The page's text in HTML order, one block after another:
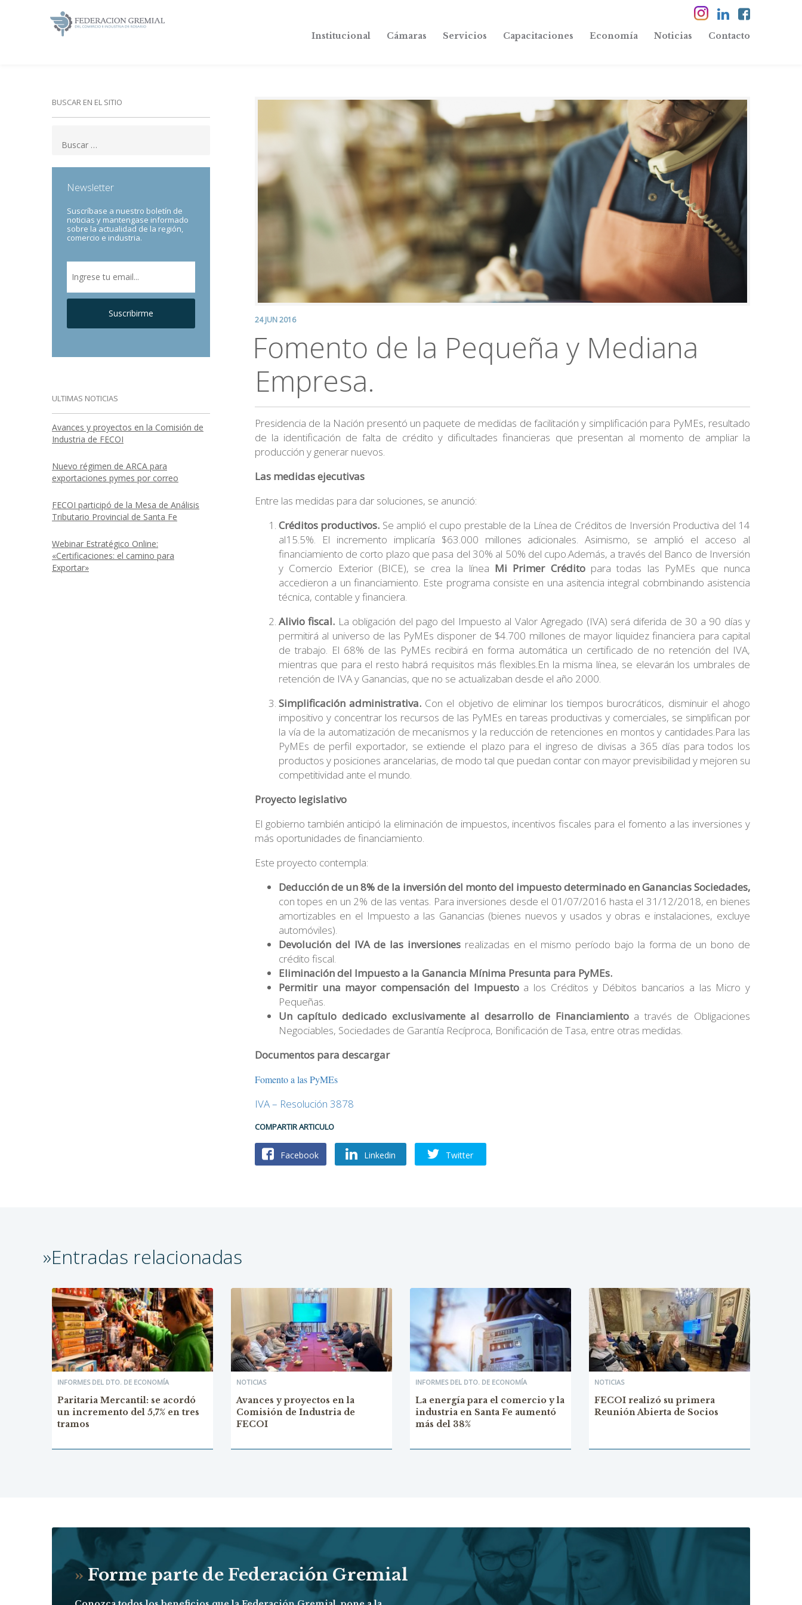
Institucional Cámaras Servicios Capacitaciones Economía Noticias Contacto
BUSCAR EN EL SITIO
Newsletter
Suscríbase a nuestro boletín de
noticias y mantengase informado
sobre la actualidad de la región,
comercio e industria.
Suscribirme
ULTIMAS NOTICIAS
Avances y proyectos en la Comisión de
Industria de FECOI
Nuevo régimen de ARCA para
exportaciones pymes por correo
FECOI participó de la Mesa de Análisis
Tributario Provincial de Santa Fe
Webinar Estratégico Online:
«Certificaciones: el camino para
Exportar»
24 JUN 2016
Fomento de la Pequeña y Mediana
Empresa.
Presidencia de la Nación presentó un paquete de medidas de facilitación y simplificación para PyMEs, resultado
de la identificación de falta de crédito y dificultades financieras que presentan al momento de ampliar la
producción y generar nuevos.
Las medidas ejecutivas
Entre las medidas para dar soluciones, se anunció:
Créditos productivos. Se amplió el cupo prestable de la Línea de Créditos de Inversión Productiva del 14
al15.5%. El incremento implicaría $63.000 millones adicionales. Asimismo, se amplió el acceso al
financiamiento de corto plazo que pasa del 30% al 50% del cupo.Además, a través del Banco de Inversión
y Comercio Exterior (BICE), se crea la línea Mi Primer Créditopara todas las PyMEs que nunca
accedieron a un financiamiento. Este programa consiste en una asitencia integral cobmbinando asistencia
técnica, contable y financiera.
Alivio fiscal. La obligación del pago del Impuesto al Valor Agregado (IVA) será diferida de 30 a 90 días y
permitirá al universo de las PyMEs disponer de $4.700 millones de mayor liquidez financiera para capital
de trabajo. El 68% de las PyMEs recibirá en forma automática un certificado de no retención del IVA,
mientras que para el resto habrá requisitos más flexibles.En la misma línea, se elevarán los umbrales de
retención de IVA y Ganancias, que no se actualizaban desde el año 2000.
Simplificación administrativa. Con el objetivo de eliminar los tiempos burocráticos, disminuir el ahogo
impositivo y concentrar los recursos de las PyMEs en tareas productivas y comerciales, se simplifican por
la vía de la automatización de mecanismos y la reducción de retenciones en montos y cantidades.Para las
PyMEs de perfil exportador, se extiende el plazo para el ingreso de divisas a 365 días para todos los
productos y posiciones arancelarias, de modo tal que puedan contar con mayor previsibilidad y mejoren su
competitividad ante el mundo.
Proyecto legislativo
El gobierno también anticipó la eliminación de impuestos, incentivos fiscales para el fomento a las inversiones y
más oportunidades de financiamiento.
Este proyecto contempla:
Deducción de un 8% de la inversión del monto del impuesto determinado en Ganancias Sociedades,
con topes en un 2% de las ventas. Para inversiones desde el 01/07/2016 hasta el 31/12/2018, en bienes
amortizables en el Impuesto a las Ganancias (bienes nuevos y usados y obras e instalaciones, excluye
automóviles).
Devolución del IVA de las inversiones realizadas en el mismo período bajo la forma de un bono de
crédito fiscal.
Eliminación del Impuesto a la Ganancia Mínima Presunta para PyMEs.
Permitir una mayor compensación del Impuesto a los Créditos y Débitos bancarios a las Micro y
Pequeñas.
Un capítulo dedicado exclusivamente al desarrollo de Financiamiento a través de Obligaciones
Negociables, Sociedades de Garantía Recíproca, Bonificación de Tasa, entre otras medidas.
Documentos para descargar
Fomento a las PyMEs
IVA – Resolución 3878
COMPARTIR ARTICULO
Facebook Linkedin Twitter
»Entradas relacionadas
INFORMES DEL DTO. DE ECONOMÍA
Paritaria Mercantil: se acordó
un incremento del 5,7% en tres
tramos
NOTICIAS
Avances y proyectos en la
Comisión de Industria de
FECOI
INFORMES DEL DTO. DE ECONOMÍA
La energía para el comercio y la
industria en Santa Fe aumentó
más del 38%
NOTICIAS
FECOI realizó su primera
Reunión Abierta de Socios
» Forme parte de Federación Gremial